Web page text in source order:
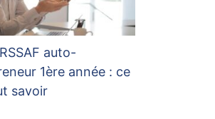
auto-
1ère année : ce
savoir